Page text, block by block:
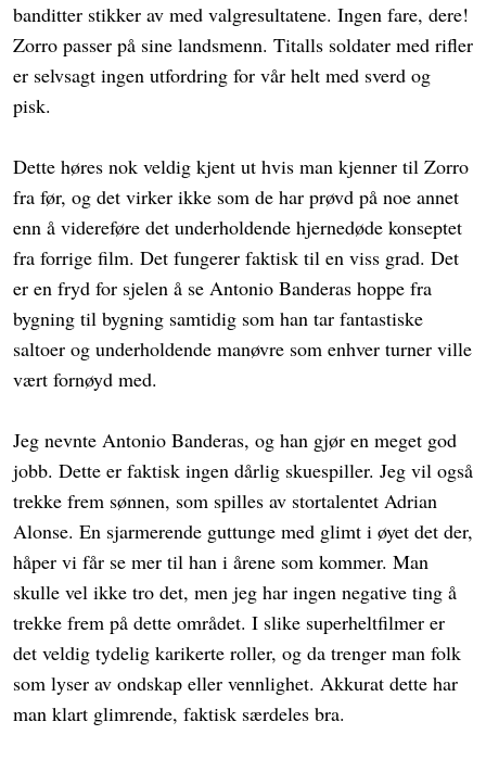
banditter stikker av med valgresultatene. Ingen fare, dere!
Zorro passer på sine landsmenn. Titalls soldater med rifler
er selvsagt ingen utfordring for vår helt med sverd og
pisk.
Dette høres nok veldig kjent ut hvis man kjenner til Zorro
fra før, og det virker ikke som de har prøvd på noe annet
enn å videreføre det underholdende hjernedøde konseptet
fra forrige film. Det fungerer faktisk til en viss grad. Det
er en fryd for sjelen å se Antonio Banderas hoppe fra
bygning til bygning samtidig som han tar fantastiske
saltoer og underholdende manøvre som enhver turner ville
vært fornøyd med.
Jeg nevnte Antonio Banderas, og han gjør en meget god
jobb. Dette er faktisk ingen dårlig skuespiller. Jeg vil også
trekke frem sønnen, som spilles av stortalentet Adrian
Alonse. En sjarmerende guttunge med glimt i øyet det der,
håper vi får se mer til han i årene som kommer. Man
skulle vel ikke tro det, men jeg har ingen negative ting å
trekke frem på dette området. I slike superheltfilmer er
det veldig tydelig karikerte roller, og da trenger man folk
som lyser av ondskap eller vennlighet. Akkurat dette har
man klart glimrende, faktisk særdeles bra.